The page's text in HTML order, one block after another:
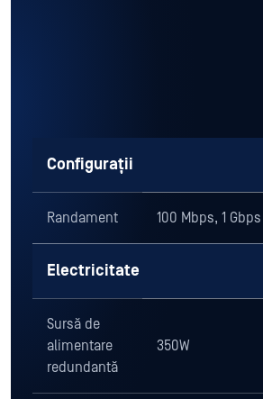
Configurații
Randament 100 Mbps, 1
Electricitate
Sursă de
alimentare
redundantă
350W